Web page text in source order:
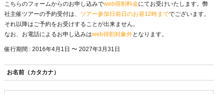
こちらのフォームからのお申し込みでweb得割料金にてお受けいたします。弊
社主催ツアーの予約受付は、 ツアー参加日前日のお昼12時まででございます。
それ以降はご予約をお受けすることが出来ません。
なお、お電話によるお申し込みはweb得割対象外となります。
催行期間 : 2016年4月1日 〜 2027年3月31日
お名前（カタカナ）